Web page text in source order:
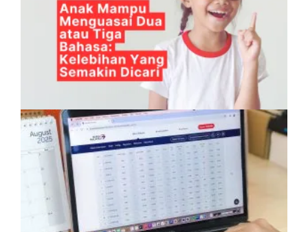
Anak Mampu Menguasai Dua atau Tiga
Bahasa: Kelebihan Yang Semakin Dicari